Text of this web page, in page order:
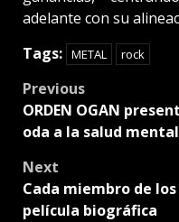
adelante con su
Tags: METAL rock
Post
navigation
Previous
ORDEN OGAN
oda a la salud mental
Next
Cada miembro de
película biográfica